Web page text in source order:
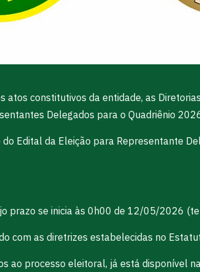
constitutivos da entidade, as
Delegados para o Quadriênio
Edital da Eleição para Representante
prazo se inicia às 0h00 de 12/05/2026
com as diretrizes estabelecidas no
ao processo eleitoral, já está disponível